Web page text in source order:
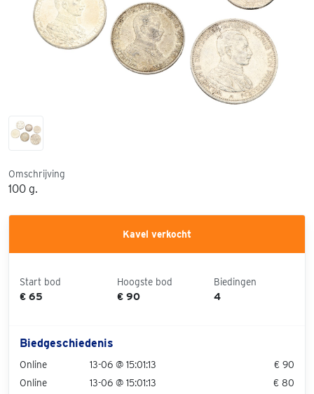
Omschrijving
100 g.
Kavel verkocht
Start bod
€ 65
Hoogste bod
€ 90
Biedingen
4
Biedgeschiedenis
Online 13-06 @ 15:01:13
€ 90
Online
13-06 @ 15:01:13
€ 80